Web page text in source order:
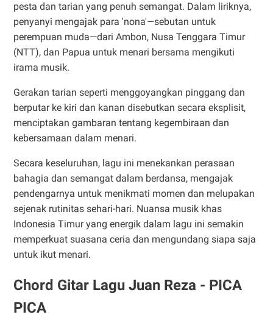
pesta dan tarian yang penuh semangat. Dalam liriknya,
penyanyi mengajak para 'nona'—sebutan untuk
perempuan muda—dari Ambon, Nusa Tenggara Timur
(NTT), dan Papua untuk menari bersama mengikuti
irama musik.
Gerakan tarian seperti menggoyangkan pinggang dan
berputar ke kiri dan kanan disebutkan secara eksplisit,
menciptakan gambaran tentang kegembiraan dan
kebersamaan dalam menari. ​
Secara keseluruhan, lagu ini menekankan perasaan
bahagia dan semangat dalam berdansa, mengajak
pendengarnya untuk menikmati momen dan melupakan
sejenak rutinitas sehari-hari. Nuansa musik khas
Indonesia Timur yang energik dalam lagu ini semakin
memperkuat suasana ceria dan mengundang siapa saja
untuk ikut menari.
Chord Gitar Lagu Juan Reza - PICA
PICA